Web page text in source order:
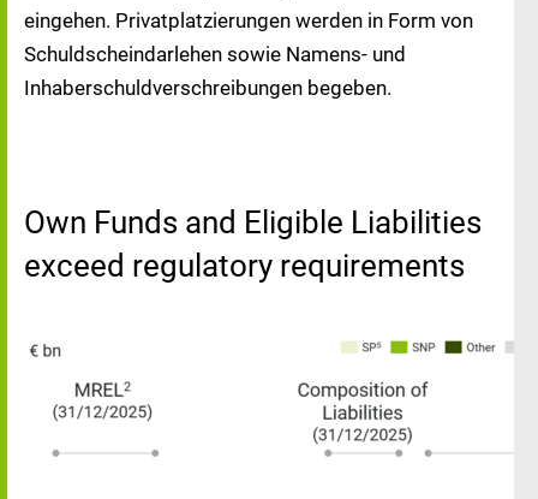
eingehen. Privatplatzierungen werden in Form von
Schuldscheindarlehen sowie Namens- und
Inhaberschuldverschreibungen begeben.
Own Funds and Eligible Liabilities
exceed regulatory requirements